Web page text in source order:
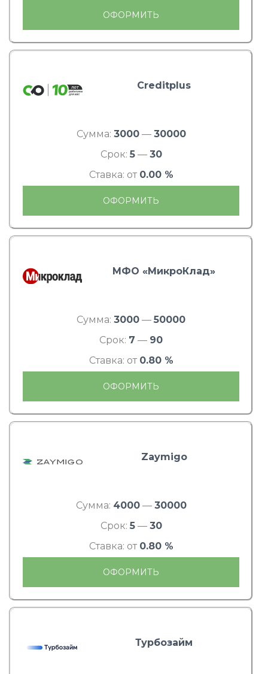
ОФОРМИТЬ
Creditplus
Сумма: 3000— 30000
Срок: 5— 30
Ставка: от 0.00 %
ОФОРМИТЬ
МФО «МикроКлад»
Сумма: 3000 — 50000
Срок: 7 — 90
Ставка: от 0.80 %
ОФОРМИТЬ
Zaymigo
Сумма: 4000— 30000
Срок: 5— 30
Ставка: от 0.80 %
ОФОРМИТЬ
Турбозайм